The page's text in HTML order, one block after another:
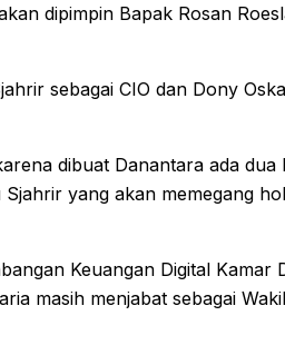
dipimpin Bapak Rosan
sebagai CIO dan Dony
dibuat Danantara ada dua
yang akan memegang
Keuangan Digital Kamar
masih menjabat sebagai